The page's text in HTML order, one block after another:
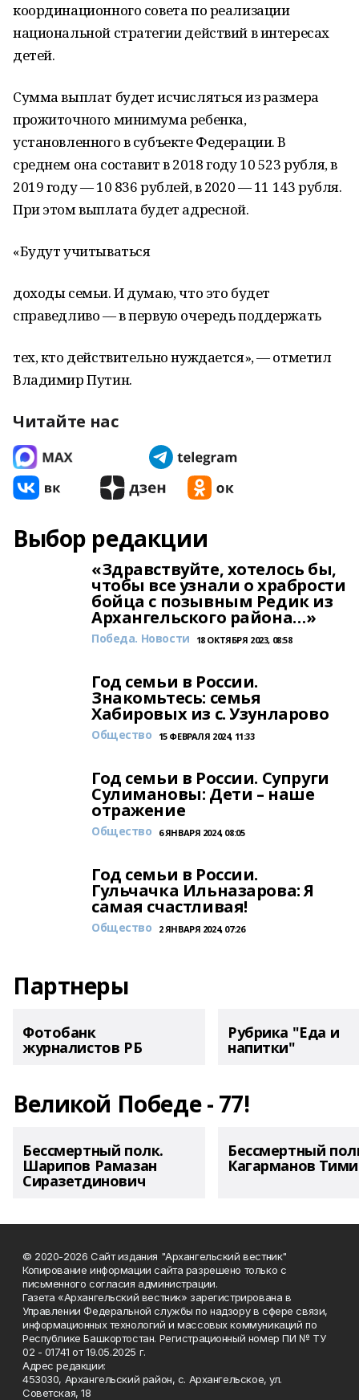
координационного совета по реализации
национальной стратегии действий в интересах
детей.
Сумма выплат будет исчисляться из размера
прожиточного минимума ребенка,
установленного в субъекте Федерации. В
среднем она составит в 2018 году 10 523 рубля, в
2019 году — 10 836 рублей, в 2020 — 11 143 рубля.
При этом выплата будет адресной.
«Будут учитываться
доходы семьи. И думаю, что это будет
справедливо — в первую очередь поддержать
тех, кто действительно нуждается», — отметил
Владимир Путин.
Читайте нас
Выбор редакции
«Здравствуйте, хотелось бы,
чтобы все узнали о храбрости
бойца с позывным Редик из
Архангельского района…»
Победа. Новости 18 ОКТЯБРЯ 2023, 08:58
Год семьи в России.
Знакомьтесь: семья
Хабировых из с. Узунларово
Общество 15 ФЕВРАЛЯ 2024, 11:33
Год семьи в России. Супруги
Сулимановы: Дети – наше
отражение
Общество 6 ЯНВАРЯ 2024, 08:05
Год семьи в России.
Гульчачка Ильназарова: Я
самая счастливая!
Общество 2 ЯНВАРЯ 2024, 07:26
Партнеры
Фотобанк
журналистов РБ
Рубрика "Еда и
напитки"
Великой Победе - 77!
Бессмертный полк.
Шарипов Рамазан
Сиразетдинович
Бессмертный
Кагарманов
© 2020-2026 Сайт издания "Архангельский вестник"
Копирование информации сайта разрешено только с
письменного согласия администрации.
Газета «Архангельский вестник» зарегистрирована в
Управлении Федеральной службы по надзору в сфере связи,
информационных технологий и массовых коммуникаций по
Республике Башкортостан. Регистрационный номер ПИ № ТУ
02 - 01741 от 19.05.2025 г.
Адрес редакции:
453030, Архангельский район, с. Архангельское, ул.
Советская, 18